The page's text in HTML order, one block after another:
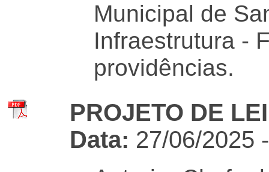
Municipal de
Infraestrutura -
providências.
PROJETO DE
Data: 27/06/2025